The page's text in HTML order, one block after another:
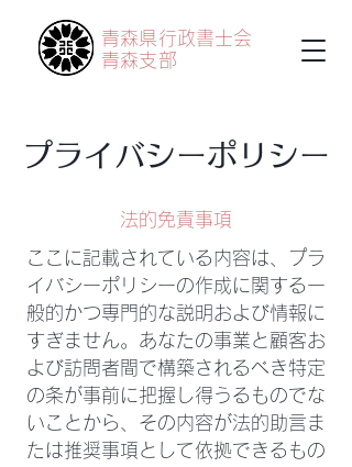
青森県行政書士会
青森支部
プライバシーポリシー
法的免責事項
ここに記載されている内容は、プラ
イバシーポリシーの作成に関する一
般的かつ専門的な説明および情報に
すぎません。あなたの事業と顧客お
よび訪問者間で構築されるべき特定
の条が事前に把握し得うるものでな
いことから、その内容が法的助言ま
たは推奨事項として依拠できるもの